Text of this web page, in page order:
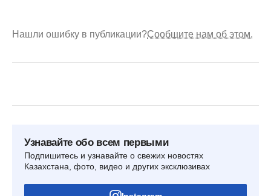
Нашли ошибку в публикации?Сообщите нам об этом.
Узнавайте обо всем первыми
Подпишитесь и узнавайте о свежих новостях
Казахстана, фото, видео и других эксклюзивах